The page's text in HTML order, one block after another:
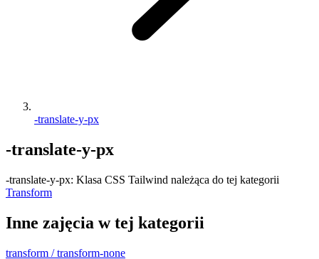
-translate-y-px
-translate-y-px
-translate-y-px: Klasa CSS Tailwind należąca do tej kategorii
Transform
Inne zajęcia w tej kategorii
transform / transform-none